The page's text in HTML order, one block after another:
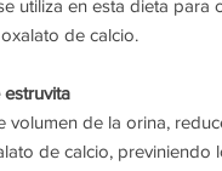
utiliza en esta dieta
de calcio.
volumen de la orina,
de calcio,